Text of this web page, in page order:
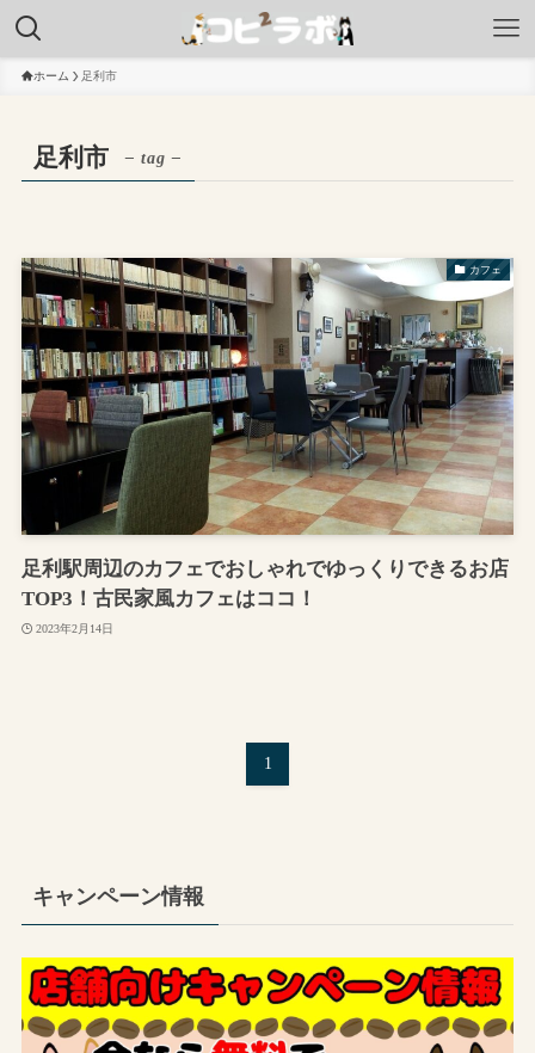
ホーム 足利市
足利市 – tag –
カフェ
足利駅周辺のカフェでおしゃれでゆっくりできるお店
TOP3！古民家風カフェはココ！
2023年2月14日
1
キャンペーン情報